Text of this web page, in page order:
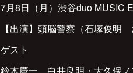
7月8日（月）渋谷duo MUSIC
【出演】頭脳警察（石塚俊
ゲスト